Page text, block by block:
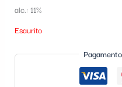
alc.: 11%
Esaurito
c
a